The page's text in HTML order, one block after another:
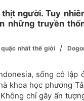
người. Tuy
những truyền
nhất thế giới /
sống cô lập
khoa học phương
chỉ gây ấn